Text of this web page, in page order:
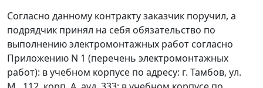
Согласно данному контракту заказчик поручил, а
подрядчик принял на себя обязательство по
выполнению электромонтажных работ согласно
Приложению N 1 (перечень электромонтажных
работ): в учебном корпусе по адресу: г. Тамбов, ул.